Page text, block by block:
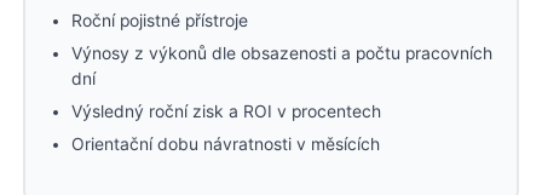
Roční pojistné přístroje
Výnosy z výkonů dle obsazenosti a počtu pracovních
dní
Výsledný roční zisk a ROI v procentech
Orientační dobu návratnosti v měsících